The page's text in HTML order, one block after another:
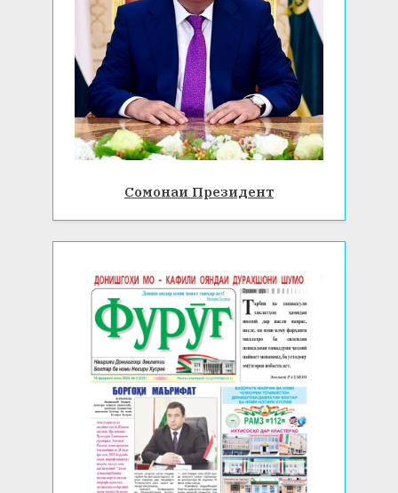
Сомонаи Президент